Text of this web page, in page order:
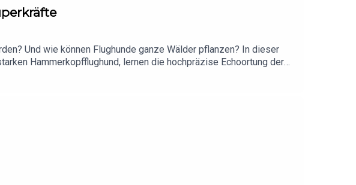
Und wie können Flughunde ganze Wälder pflanzen? In dieser
Hammerkopfflughund, lernen die hochpräzise Echoortung der
auf die Jagd der Fledermäuse reagiert. Außerdem geht es um
Verbündeten heimischer Fledermäuse werden. Eine Folge
In Erinnerung an dich, liebe Lydia.Zur